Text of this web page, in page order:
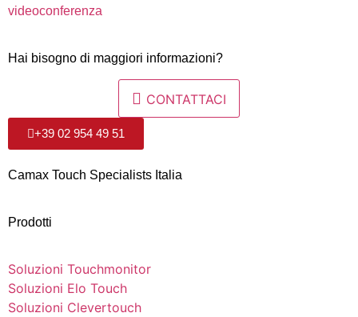
videoconferenza
Hai bisogno di maggiori informazioni?
CONTATTACI
+39 02 954 49 51
Camax Touch Specialists Italia
Prodotti
Soluzioni Touchmonitor
Soluzioni Elo Touch
Soluzioni Clevertouch